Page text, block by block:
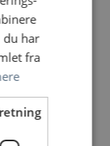
godt humør
tonen
godt i
du har
fra